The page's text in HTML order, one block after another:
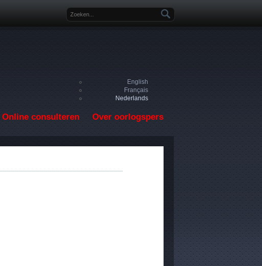
Zoekveld
English
Français
Nederlands
Online consulteren Over oorlogspers